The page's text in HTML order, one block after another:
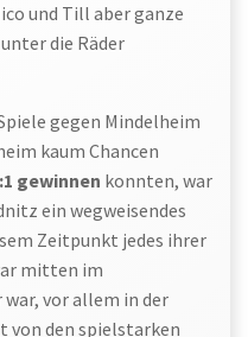
und Till aber ganze
die Räder
gegen Mindelheim
kaum Chancen
gewinnen konnten, war
ein wegweisendes
Zeitpunkt jedes ihrer
mitten im
vor allem in der
von den spielstarken